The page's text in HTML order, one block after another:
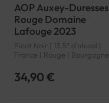
AOP Auxey-Duresses
Rouge Domaine
Lafouge 2023
Pinot Noir | 13.5° d'alcool |
France | Rouge | Bourgogne |
34,90 €